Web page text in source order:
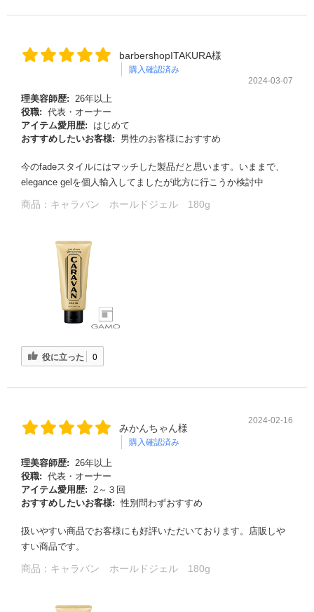
barbershopITAKURA様
購入確認済み
2024-03-07
理美容師歴:
26年以上
役職: 代表・オーナー
アイテム愛用歴:
はじめて
おすすめしたいお客様:
男性のお客様におすすめ
今のfadeスタイルにはマッチした製品だと思います。いままで、
elegance gelを個人輸入してましたが此方に行こうか検討中
商品： キャラバン ホールドジェル 180g
役に立った 0
みかんちゃん様
購入確認済み
2024-02-16
理美容師歴:
26年以上
役職: 代表・オーナー
アイテム愛用歴:
2～３回
おすすめしたいお客様: 性別問わずおすすめ
扱いやすい商品でお客様にも好評いただいております。店販しや
すい商品です。
商品： キャラバン ホールドジェル 180g